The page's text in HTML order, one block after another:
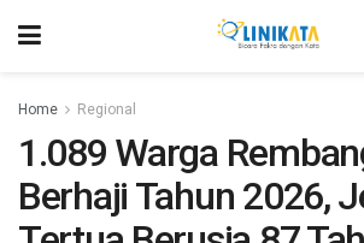
Home Regional
1.089 Warga
Berhaji Tahun 2026,